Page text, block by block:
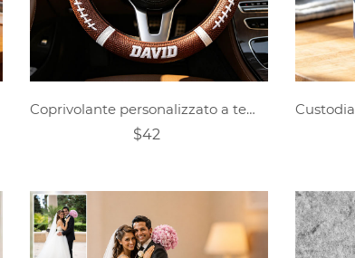
Coprivolante personalizzato a tema rugby
$42